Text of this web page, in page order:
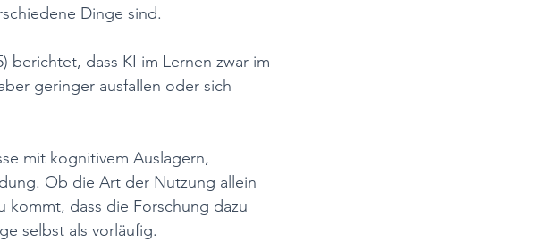
Dinge sind.
berichtet, dass KI im Lernen zwar im
geringer ausfallen oder sich
mit kognitivem Auslagern,
Ob die Art der Nutzung allein
dass die Forschung dazu
selbst als vorläufig.